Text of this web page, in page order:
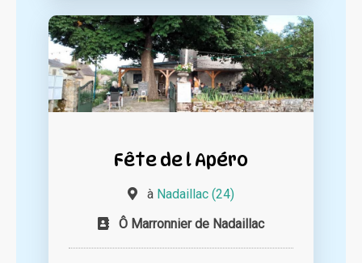
Fête de l Apéro
à Nadaillac (24)
Ô Marronnier de Nadaillac